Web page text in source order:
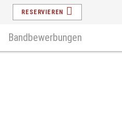
Bandbewerbungen
RESERVIEREN